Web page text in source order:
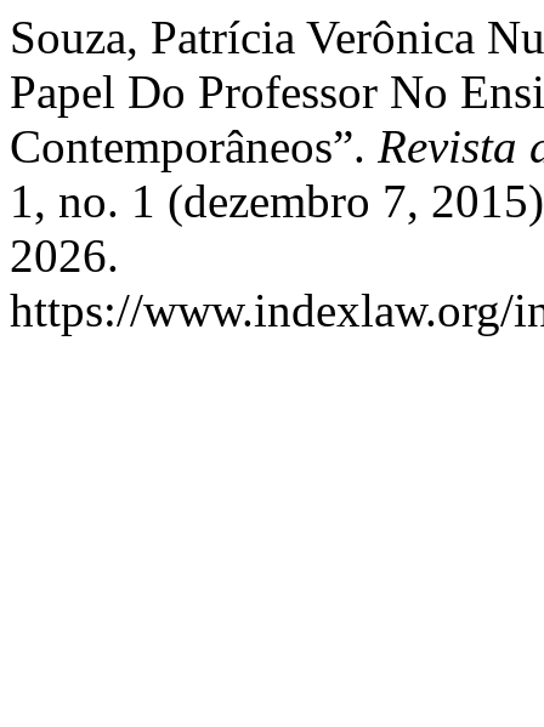
Souza, Patrícia Verônica
Papel Do Professor No
Contemporâneos”. Revista
1, no. 1 (dezembro 7,
2026.
https://www.indexlaw.org/